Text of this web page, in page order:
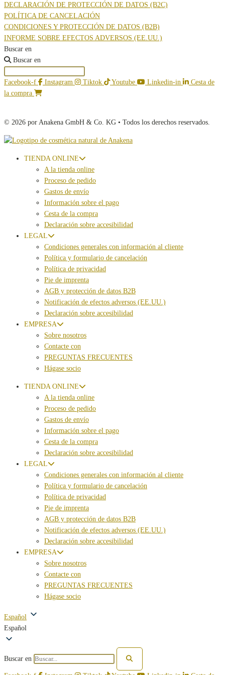
DECLARACIÓN DE PROTECCIÓN DE DATOS (B2C)
POLÍTICA DE CANCELACIÓN
CONDICIONES Y PROTECCIÓN DE DATOS (B2B)
INFORME SOBRE EFECTOS ADVERSOS (EE.UU.)
Buscar en
Buscar en
Facebook-f Instagram Tiktok Youtube Linkedin-in
Cesta de
la compra
© 2026 por Anakena GmbH & Co. KG • Todos los derechos reservados.
TIENDA ONLINE
A la tienda online
Proceso de pedido
Gastos de envío
Información sobre el pago
Cesta de la compra
Declaración sobre accesibilidad
LEGAL
Condiciones generales con información al cliente
Política y formulario de cancelación
Política de privacidad
Pie de imprenta
AGB y protección de datos B2B
Notificación de efectos adversos (EE.UU.)
Declaración sobre accesibilidad
EMPRESA
Sobre nosotros
Contacte con
PREGUNTAS FRECUENTES
Hágase socio
TIENDA ONLINE
A la tienda online
Proceso de pedido
Gastos de envío
Información sobre el pago
Cesta de la compra
Declaración sobre accesibilidad
LEGAL
Condiciones generales con información al cliente
Política y formulario de cancelación
Política de privacidad
Pie de imprenta
AGB y protección de datos B2B
Notificación de efectos adversos (EE.UU.)
Declaración sobre accesibilidad
EMPRESA
Sobre nosotros
Contacte con
PREGUNTAS FRECUENTES
Hágase socio
Español
Español
Buscar en